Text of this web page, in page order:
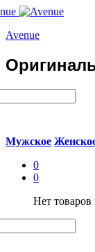
Avenue
Мужское
0
0
Нет товаров